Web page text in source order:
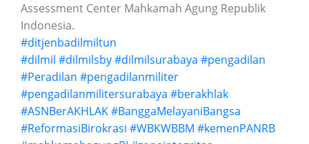
Assessment Center Mahkamah Agung Republik
Indonesia.
#ditjenbadilmiltun
#dilmil #dilmilsby#dilmilsurabaya #pengadilan
#Peradilan #pengadilanmiliter
#pengadilanmilitersurabaya #berakhlak
#ASNBerAKHLAK#BanggaMelayaniBangsa
#ReformasiBirokrasi #WBKWBBM #kemenPANRB